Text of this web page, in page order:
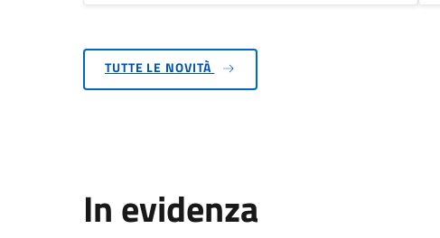
TUTTE LE NOVITÀ
In evidenza